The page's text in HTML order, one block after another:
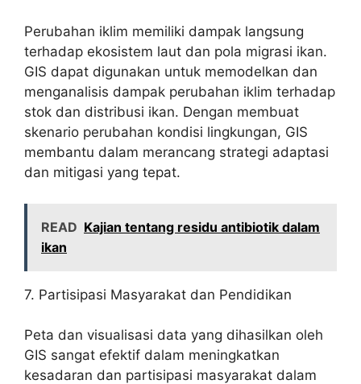
Perubahan iklim memiliki dampak langsung
terhadap ekosistem laut dan pola migrasi ikan.
GIS dapat digunakan untuk memodelkan dan
menganalisis dampak perubahan iklim terhadap
stok dan distribusi ikan. Dengan membuat
skenario perubahan kondisi lingkungan, GIS
membantu dalam merancang strategi adaptasi
dan mitigasi yang tepat.
READ Kajian tentang residu antibiotik dalam
ikan
7. Partisipasi Masyarakat dan Pendidikan
Peta dan visualisasi data yang dihasilkan oleh
GIS sangat efektif dalam meningkatkan
kesadaran dan partisipasi masyarakat dalam